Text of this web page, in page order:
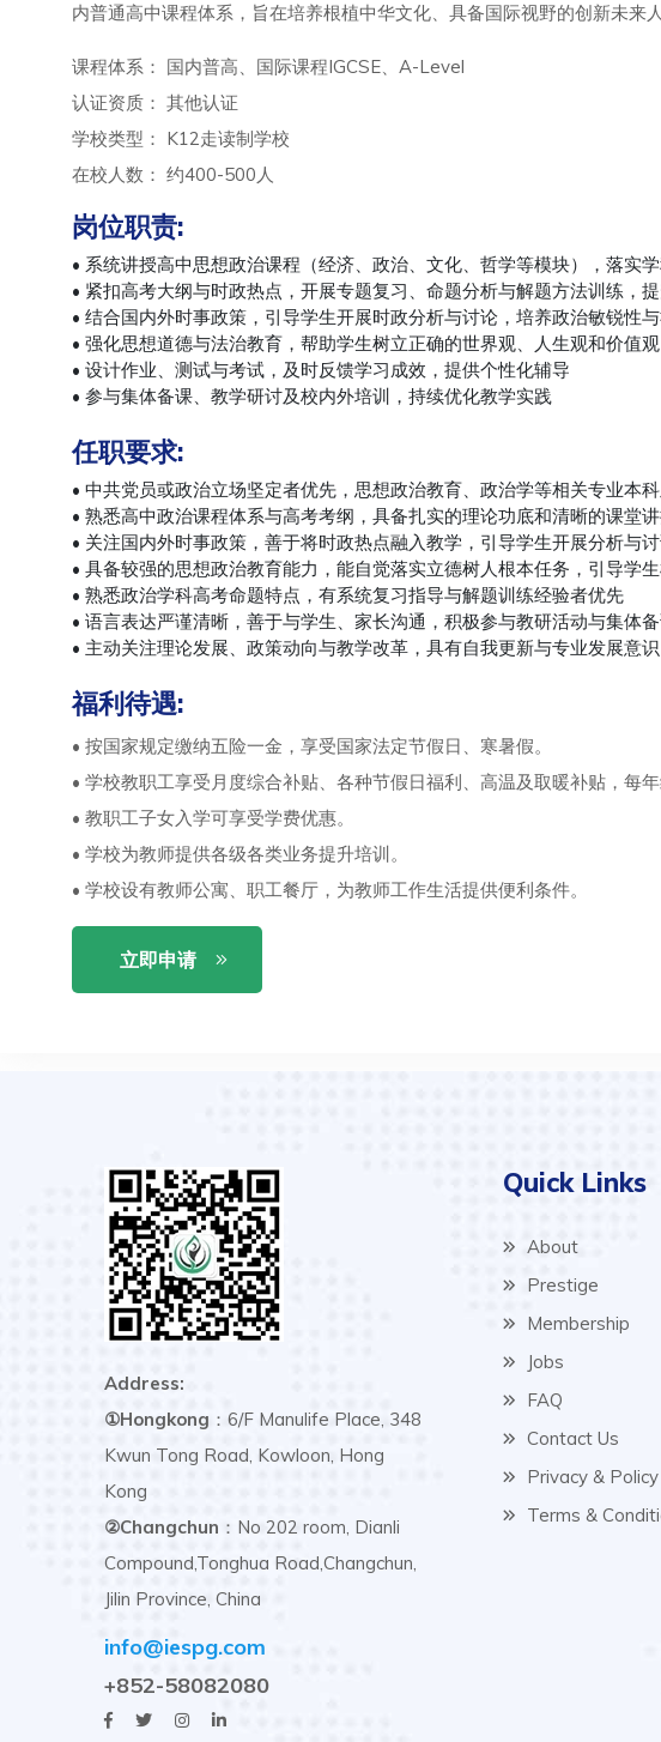
内普通高中课程体系，旨在培养根植中华文化、具备国际视野的创新未来人
课程体系： 国内普高、国际课程IGCSE、A-Level
认证资质： 其他认证
学校类型： K12走读制学校
在校人数： 约400-500人
岗位职责:
• 系统讲授高中思想政治课程（经济、政治、文化、哲学等模块），落实
• 紧扣高考大纲与时政热点，开展专题复习、命题分析与解题方法训练，
• 结合国内外时事政策，引导学生开展时政分析与讨论，培养政治敏锐性
• 强化思想道德与法治教育，帮助学生树立正确的世界观、人生观和价值观
• 设计作业、测试与考试，及时反馈学习成效，提供个性化辅导
• 参与集体备课、教学研讨及校内外培训，持续优化教学实践
任职要求:
• 中共党员或政治立场坚定者优先，思想政治教育、政治学等相关专业本
• 熟悉高中政治课程体系与高考考纲，具备扎实的理论功底和清晰的课堂
• 关注国内外时事政策，善于将时政热点融入教学，引导学生开展分析与
• 具备较强的思想政治教育能力，能自觉落实立德树人根本任务，引导学
• 熟悉政治学科高考命题特点，有系统复习指导与解题训练经验者优先
• 语言表达严谨清晰，善于与学生、家长沟通，积极参与教研活动与集体
• 主动关注理论发展、政策动向与教学改革，具有自我更新与专业发展意识
福利待遇:
• 按国家规定缴纳五险一金，享受国家法定节假日、寒暑假。
• 学校教职工享受月度综合补贴、各种节假日福利、高温及取暖补贴，每年
• 教职工子女入学可享受学费优惠。
• 学校为教师提供各级各类业务提升培训。
• 学校设有教师公寓、职工餐厅，为教师工作生活提供便利条件。
立即申请
Address:
①Hongkong ：6/F Manulife Place, 348
Kwun Tong Road, Kowloon, Hong
Kong
②Changchun ：No 202 room, Dianli
Compound,Tonghua Road,Changchun,
Jilin Province, China
info@iespg.com
+852-58082080
Quick Links
About
Prestige
Membership
Jobs
FAQ
Contact Us
Privacy & Policy
Terms &